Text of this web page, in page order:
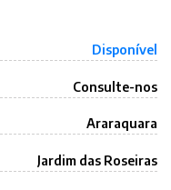
Disponível
Consulte-nos
Araraquara
Jardim das Roseiras